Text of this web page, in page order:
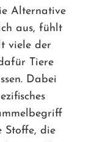
Alternative
aus, fühlt
viele der
Tiere
Dabei
Stoffe, die